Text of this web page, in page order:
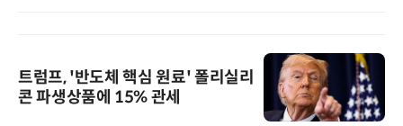
트럼프, '반도체 핵심 원료' 폴리실리
콘 파생상품에 15% 관세